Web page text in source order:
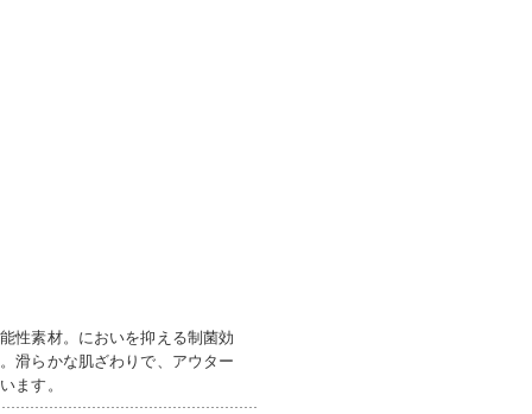
性素材。においを抑える制菌効
滑らかな肌ざわりで、アウター
ます。